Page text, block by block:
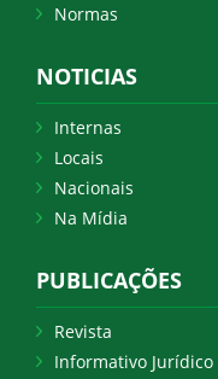
Normas
NOTICIAS
Internas
Locais
Nacionais
Na Mídia
PUBLICAÇÕES
Revista
Informativo Jurídico